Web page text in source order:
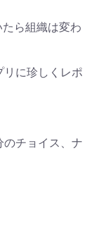
ら組織は変わ
に珍しくレポ
チョイス、ナ